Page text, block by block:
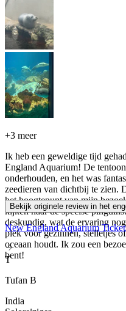
+3 meer
Ik heb een geweldige tijd
England Aquarium! De
onderhouden, en het was
zeedieren van dichtbij te zien.
het hoogtepunt van mijn
kijken naar de speelse
deskundig, wat de ervaring
plek voor gezinnen, stelletjes
oceaan houdt. Ik zou een
bent!
Bekijk originele review in het
New England Aquarium
T
Tufan B
India